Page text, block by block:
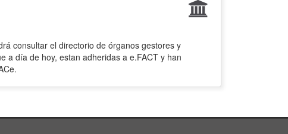
consultar el directorio de órganos gestores y
a día de hoy, estan adheridas a e.FACT y han